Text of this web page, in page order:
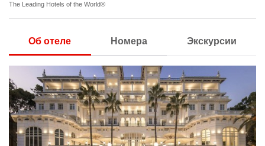
The Leading Hotels of the World®
Об отеле Номера Экскурсии